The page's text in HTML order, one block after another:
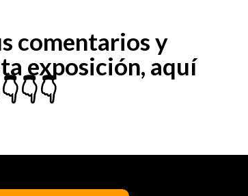
comentarios y
exposición, aquí